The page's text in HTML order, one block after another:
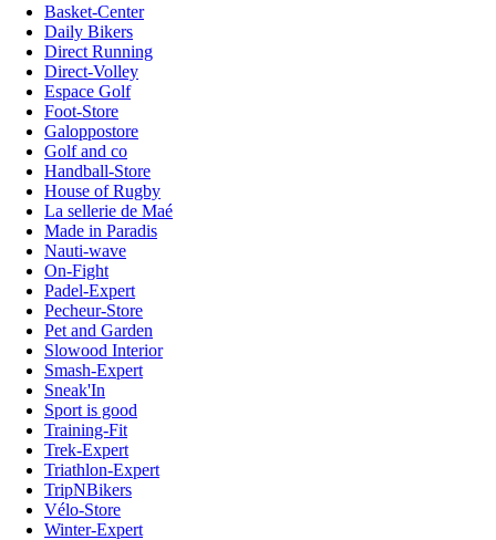
Basket-Center
Daily Bikers
Direct Running
Direct-Volley
Espace Golf
Foot-Store
Galoppostore
Golf and co
Handball-Store
House of Rugby
La sellerie de Maé
Made in Paradis
Nauti-wave
On-Fight
Padel-Expert
Pecheur-Store
Pet and Garden
Slowood Interior
Smash-Expert
Sneak'In
Sport is good
Training-Fit
Trek-Expert
Triathlon-Expert
TripNBikers
Vélo-Store
Winter-Expert